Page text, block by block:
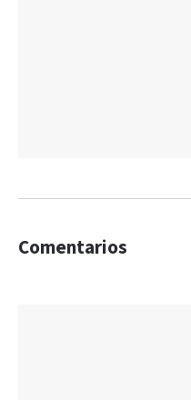
Comentarios